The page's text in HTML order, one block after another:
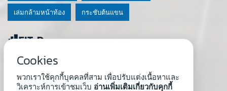
© 2020 Fit-D.com & Fit-D Finess
About Us | นโยบายความเป็นส่วนตัว|เงื่อนไขการใช้เว็บ
เล่มกล้ามหน้าท้อง กระชับต้นแขน
Cookies
พวกเราใช้คุกกี้บุคคลที่สาม เพื่อปรับแต่งเนื้อหาและ
วิเคราะห์การเข้าชมเว็บ อ่านเพิ่มเติมเกี่ยวกับคุกกี้